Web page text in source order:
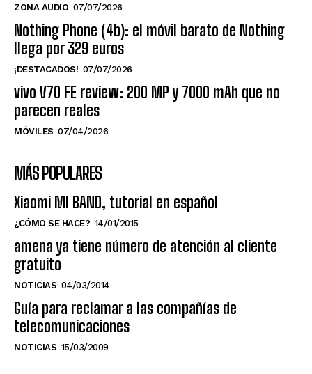
ZONA AUDIO 07/07/2026
Nothing Phone (4b): el móvil barato de Nothing
llega por 329 euros
¡DESTACADOS! 07/07/2026
vivo V70 FE review: 200 MP y 7000 mAh que no
parecen reales
MÓVILES 07/04/2026
MÁS POPULARES
Xiaomi MI BAND, tutorial en español
¿CÓMO SE HACE? 14/01/2015
amena ya tiene número de atención al cliente
gratuito
NOTICIAS 04/03/2014
Guía para reclamar a las compañías de
telecomunicaciones
NOTICIAS 15/03/2009